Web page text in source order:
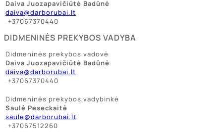
Daiva Juozapavičiūtė Badūnė
daiva@darborubai.lt
+37067370440
DIDMENINĖS PREKYBOS VADYBA
Didmeninės prekybos vadovė
Daiva Juozapavičiūtė Badūnė
daiva@darborubai.lt
+37067370440
Didmeninės prekybos vadybinkė
Saulė Peseckaitė
saule@darborubai.lt
+37067512260